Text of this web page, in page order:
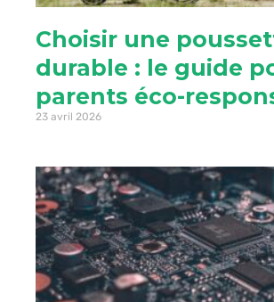
Choisir une
durable : le guide
parents éco-
23 avril 2026